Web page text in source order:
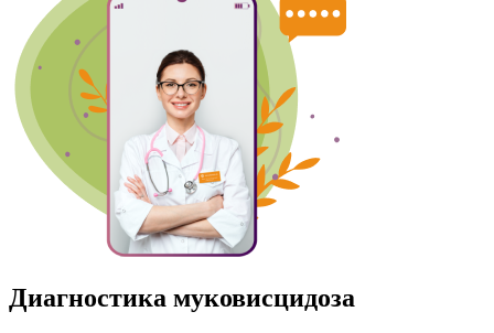
Диагностика муковисцидоза